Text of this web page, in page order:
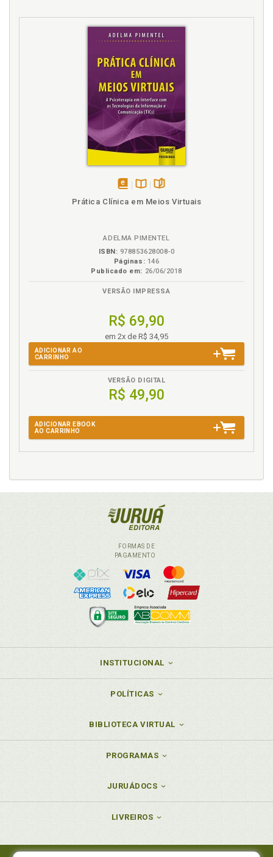
Prática Clínica em Meios Virtuais
ADELMA PIMENTEL
ISBN: 978853628008-0
Páginas: 146
Publicado em: 26/06/2018
VERSÃO IMPRESSA
R$ 69,90
em 2x de R$ 34,95
ADICIONAR AO
CARRINHO
VERSÃO DIGITAL
R$ 49,90
ADICIONAR EBOOK
AO CARRINHO
FORMAS DE
PAGAMENTO
INSTITUCIONAL
POLÍTICAS
BIBLIOTECA VIRTUAL
PROGRAMAS
JURUÁDOCS
LIVREIROS